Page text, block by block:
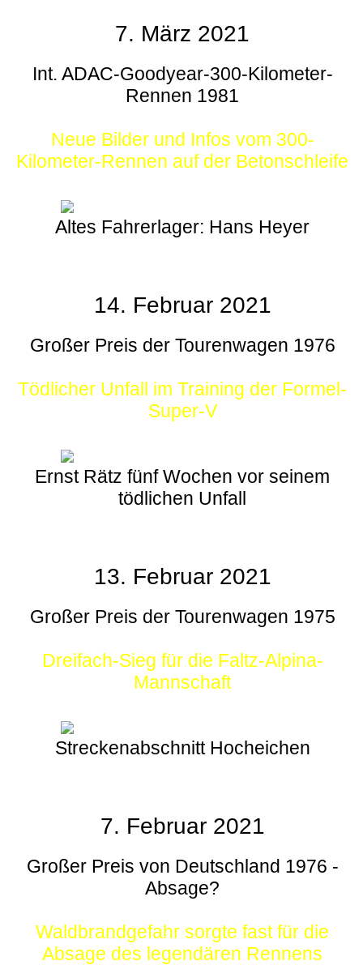
7. März 2021
Int. ADAC-Goodyear-300-Kilometer-
Rennen 1981
Neue Bilder und Infos vom 300-
Kilometer-Rennen auf der Betonschleife
Altes Fahrerlager: Hans Heyer
14. Februar 2021
Großer Preis der Tourenwagen 1976
Tödlicher Unfall im Training der Formel-
Super-V
Ernst Rätz fünf Wochen vor seinem
tödlichen Unfall
13. Februar 2021
Großer Preis der Tourenwagen 1975
Dreifach-Sieg für die Faltz-Alpina-
Mannschaft
Streckenabschnitt Hocheichen
7. Februar 2021
Großer Preis von Deutschland 1976 -
Absage?
Waldbrandgefahr sorgte fast für die
Absage des legendären Rennens